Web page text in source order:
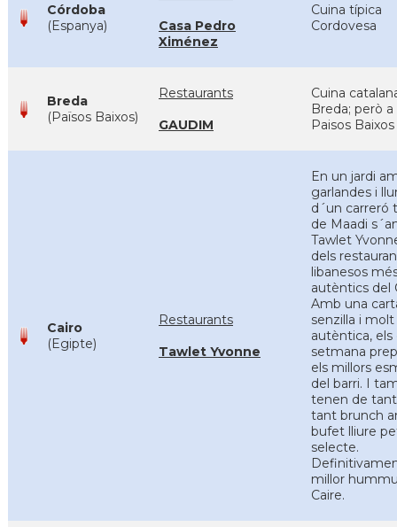
Córdoba
(Espanya)
Casa Pedro
Ximénez
Cuina típica
Cordovesa
Breda
(Països Baixos)
Restaurants
GAUDIM
Cuina
Breda; però
Paisos Baixos
Cairo
(Egipte)
Restaurants
Tawlet Yvonne
En un jardi
garlandes i
d´un carreró
de Maadi
Tawlet
dels
libanesos
autèntics del
Amb una
senzilla i molt
autèntica, els
setmana
els millors
del barri. I
tenen de
tant brunch
bufet lliure
selecte.
millor
Caire.